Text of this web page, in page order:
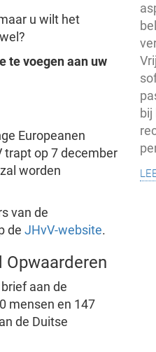
u wilt het
te voegen aan uw
Europeanen
trapt op 7 december
worden
van de
de JHvV-website.
aan de
mensen en 147
de Duitse